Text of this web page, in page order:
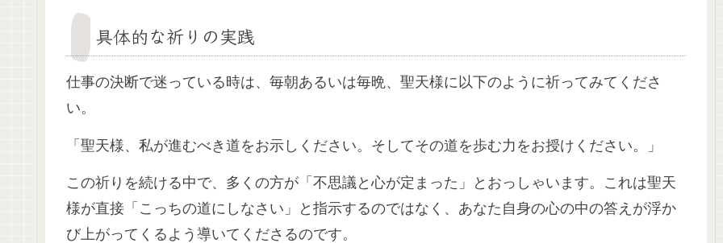
具体的な祈りの実践
仕事の決断で迷っている時は、毎朝あるいは毎晩、聖天様に以下のように祈ってみてくださ
い。
「聖天様、私が進むべき道をお示しください。そしてその道を歩む力をお授けください。」
この祈りを続ける中で、多くの方が「不思議と心が定まった」とおっしゃいます。これは聖天
様が直接「こっちの道にしなさい」と指示するのではなく、あなた自身の心の中の答えが浮か
び上がってくるよう導いてくださるのです。